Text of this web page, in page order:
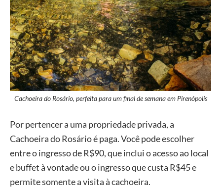
Cachoeira do Rosário, perfeita para um final de semana em Pirenópolis
Por pertencer a uma propriedade privada, a
Cachoeira do Rosário é paga. Você pode escolher
entre o ingresso de R$90, que inclui o acesso ao local
e buffet à vontade ou o ingresso que custa R$45 e
permite somente a visita à cachoeira.